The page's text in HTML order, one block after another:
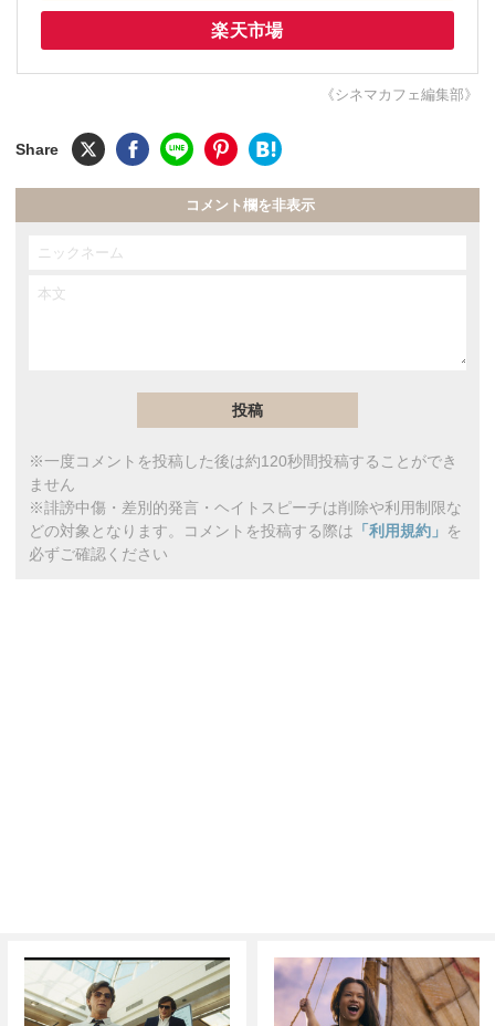
楽天市場
《シネマカフェ編集部》
コメント欄を非表示
※一度コメントを投稿した後は約120秒間投稿することができ
ません
※誹謗中傷・差別的発言・ヘイトスピーチは削除や利用制限な
どの対象となります。コメントを投稿する際は 「利用規約」 を
必ずご確認ください